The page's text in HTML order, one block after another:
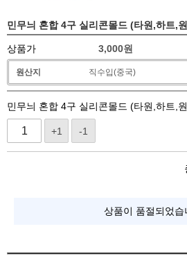
민무늬 혼합 4구 실리콘몰드 (타원,하트,
상품가 3,000원
원산지 직수입(중국)
민무늬 혼합 4구 실리콘몰드 (타원,하트,
+1 -1
상품이 품절되었습